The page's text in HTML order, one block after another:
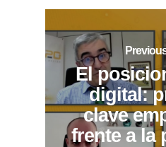
El
digital:
clave
frente a la